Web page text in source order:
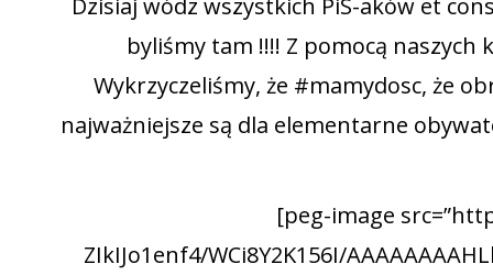
Dzisiaj wódz wszystkich PiS-aków et
byliśmy tam !!!! Z pomocą naszych
Wykrzyczeliśmy, że #mamydosc, że
najważniejsze są dla elementarne
[peg-image src=”https://lh3.googleusercontent.com/-ZIkIJo1enf4/WCi8Y2K156I/AAAAAAAAHLk/pN4gEjoP8lEl521FzZWvn0Z1SwVK2XT4wCCo/s144-o/34.jpg” href=”https://picasaweb.google.com/108738875898604508650/6352531912947982257?locked=true#6352534409449957282″ caption=”” type=”image” alt=”34.jpg” image_size=”528×960″ ] [peg-image src=”https://lh3.googleusercontent.com/-ZcGWVhyW-mc/WCi8YynZ2RI/AAAAAAAAHLk/9clbQSSKE2UGGoKRBVLt-h0DVHNcSMwqwCCo/s144-o/33.jpg” href=”https://picasaweb.google.com/108738875898604508650/6352531912947982257?locked=true#6352534408496011538″ caption=”” type=”image” alt=”33.jpg” image_size=”528×960″ ] [peg-image src=”https://lh3.googleusercontent.com/-cJa2bw7a4to/WCi8Y2Jay3I/AAAAAAAAHLk/M0ypFxL4XIQpedWxjXyiCsGNcCZLwq42wCCo/s144-o/32.jpg” href=”https://picasaweb.google.com/108738875898604508650/6352531912947982257?locked=true#6352534409443986290″ caption=”” type=”image” alt=”32.jpg” image_size=”528×960″ ] [peg-image src=”https://lh3.googleusercontent.com/–_Q6gjsz75Y/WCi8Y-pdfPI/AAAAAAAAHLk/EkCx-UUclRQ6ArAr3EIt6mvdCdXe0PejwCCo/s144-o/31.jpg” href=”https://picasaweb.google.com/108738875898604508650/6352531912947982257?locked=true#6352534411725864178″ caption=”” type=”image” alt=”31.jpg” image_size=”528×960″ ] [peg-image src=”https://lh3.googleusercontent.com/-FV5Fyx9YtHQ/WCi8Y-Kd_3I/AAAAAAAAHLk/E7iTZWFnwyA1CiNWnhX8hC_47ZC18xLAwCCo/s144-o/30.jpg” href=”https://picasaweb.google.com/108738875898604508650/6352531912947982257?locked=true#6352534411595874162″ caption=”” type=”image” alt=”30.jpg” image_size=”528×960″ ] [peg-image src=”https://lh3.googleusercontent.com/-L-R6PFGuuBU/WCi8Y-YNgnI/AAAAAAAAHLk/khoyNIBrWzYDeAbCMXrD4p18Ihs_clXlgCCo/s144-o/29.jpg” href=”https://picasaweb.google.com/108738875898604508650/6352531912947982257?locked=true#6352534411653513842″ caption=”” type=”image” alt=”29.jpg” image_size=”528×960″ ] [peg-image src=”https://lh3.googleusercontent.com/-fUUfWhmtgsE/WCi8Y4DkeBI/AAAAAAAAHLk/UHEbUbFhQCoXTgyI0QccBSVCovFaYZcpQCCo/s144-o/28.jpg” href=”https://picasaweb.google.com/108738875898604508650/6352531912947982257?locked=true#6352534409956325394″ caption=”” type=”image” alt=”28.jpg” image_size=”528×960″ ] [peg-image src=”https://lh3.googleusercontent.com/-BhTcJEVQlp0/WCi8Y3byS1I/AAAAAAAAHLk/umYSk75stqMNqve0xLXAalTSloqz7GYqwCCo/s144-o/27.jpg” href=”https://picasaweb.google.com/108738875898604508650/6352531912947982257?locked=true#6352534409789459282″ caption=”” type=”image” alt=”27.jpg” image_size=”528×960″ ] [peg-image src=”https://lh3.googleusercontent.com/-2y223RO2o9E/WCi8Yxv7czI/AAAAAAAAHLk/RgwWUzYri1gTThOLviHPjkHjY8vI2VJZQCCo/s144-o/26.jpg” href=”https://picasaweb.google.com/108738875898604508650/6352531912947982257?locked=true#6352534408263332658″ caption=”” type=”image” alt=”26.jpg” image_size=”528×960″ ] [peg-image src=”https://lh3.googleusercontent.com/-ptEJpRYCBW0/WCi8Y43EIqI/AAAAAAAAHLk/q3MCGjNKRFoGGxV2rrRXUMgimnendbYoQCCo/s144-o/25.jpg” href=”https://picasaweb.google.com/108738875898604508650/6352531912947982257?locked=true#6352534410172310178″ caption=”” type=”image” alt=”25.jpg” image_size=”528×960″ ] [peg-image src=”https://lh3.googleusercontent.com/-Bez6BfpXdKA/WCi8Y4AnyfI/AAAAAAAAHLk/2xUeKyrYSjUQsKf7pRNqR_LIlAPjJJF4wCCo/s144-o/24.jpg” href=”https://picasaweb.google.com/108738875898604508650/6352531912947982257?locked=true#6352534409943960050″ caption=”” type=”image” alt=”24.jpg” image_size=”540×960″ ] [peg-image src=”https://lh3.googleusercontent.com/-Poqa9VYtR7g/WCi8Y_fX8vI/AAAAAAAAHLk/oAQLKQOEBw44wIBPTiYltBTNHR8C1azkwCCo/s144-o/23.jpg” href=”https://picasaweb.google.com/108738875898604508650/6352531912947982257?locked=true#6352534411951993586″ caption=”” type=”image” alt=”23.jpg” image_size=”540×960″ ] [peg-